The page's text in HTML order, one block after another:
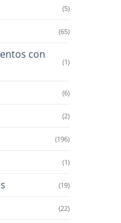
(5)
(65)
con
(1)
(6)
(2)
(196)
(1)
(19)
(22)